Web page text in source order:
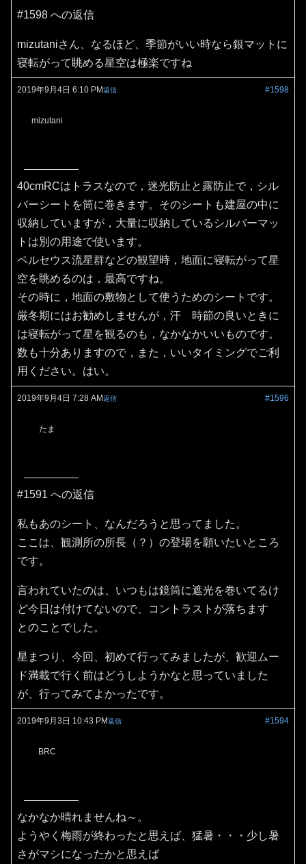
#1598 への返信
mizutaniさん、なるほど、季節がいい時なら銀マットに
寝転がって眺める星空は極楽ですね
2019年9月4日 6:10 PM #1598
返信
mizutani
40cmRCはトラスなので，迷光防止と露防止で，シル
バーシートを筒に巻きます。そのシートも建屋の中に
収納していますが，大量に収納しているシルバーマッ
トは別の用途で使います。
ペルセウス流星群などの観望時，地面に寝転がって星
空を眺めるのは，最高ですね。
その時に，地面の敷物として使うためのシートです。
厳冬期にはお勧めしませんが，汗 時節の良いときに
は寝転がって星を観るのも，なかなかいいものです。
数も十分ありますので，また，いいタイミングでご利
用ください。はい。
2019年9月4日 7:28 AM #1596
返信
たま
#1591 への返信
私もあのシート、なんだろうと思ってました。
ここは、観測所の所長（？）の登場を願いたいところ
です。
言われていたのは、いつもは鏡筒に遮光を巻いてるけ
ど今日は付けてないので、コントラストが落ちます
とのことでした。
星まつり、今回、初めて行ってみましたが、歓迎ムー
ド満載で行く前はどうしようかなと思っていました
が、行ってみてよかったです。
2019年9月3日 10:43 PM #1594
返信
BRC
なかなか晴れませんね～。
ようやく梅雨が終わったと思えば、猛暑・・・少し暑
さがマシになったかと思えば